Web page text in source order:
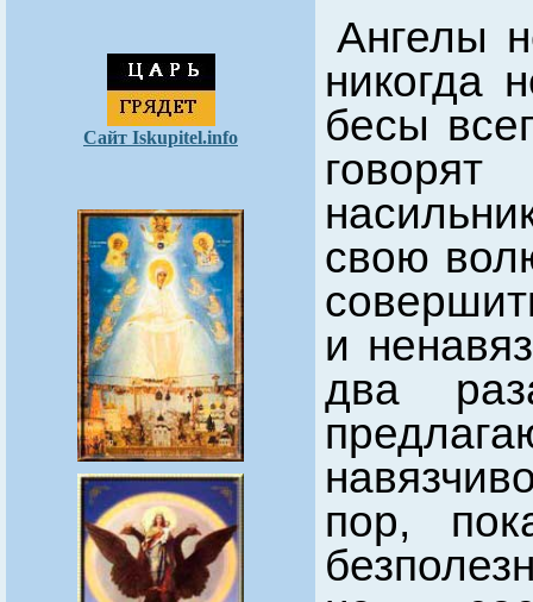
Сайт Iskupitel.info
Ангелы
никогда
бесы
свою
и
два
пор,